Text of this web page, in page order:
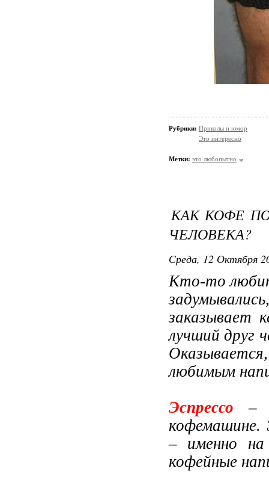
Рубрики: Приколы и юмор
Это интересно
Метки: это любопытно
КАК КОФЕ
ЧЕЛОВЕКА?
Среда, 12 Октября
Кто-то
заказывает
лучший друг
любимым
Эспрессо –
кофемашине.
– именно на
кофейные